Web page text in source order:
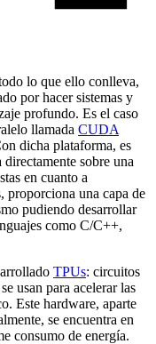
lo que ello conlleva,
por hacer sistemas y
profundo. Es el caso
llamada CUDA
dicha plataforma, es
sobre una
en cuanto a
proporciona una capa de
pudiendo desarrollar
como C/C++,
TPUs: circuitos
usan para acelerar las
Este hardware, aparte
se encuentra en
consumo de energía.